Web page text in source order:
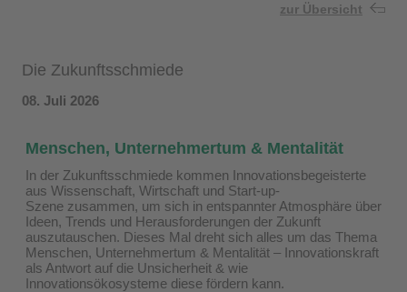
zur Übersicht
Die Zukunftsschmiede
08. Juli 2026
Menschen, Unternehmertum & Mentalität
In der Zukunftsschmiede kommen Innovationsbegeisterte
aus Wissenschaft, Wirtschaft und Start-up-
Szene zusammen, um sich in entspannter Atmosphäre über
Ideen, Trends und Herausforderungen der Zukunft
auszutauschen. Dieses Mal dreht sich alles um das Thema
Menschen, Unternehmertum & Mentalität – Innovationskraft
als Antwort auf die Unsicherheit & wie
Innovationsökosysteme diese fördern kann.